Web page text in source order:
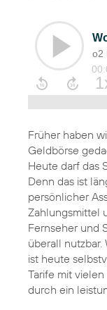
Früher haben
Geldbörse
Heute darf das
Denn das ist
persönlicher
Zahlungsmittel
Fernseher und
überall nutzbar.
ist heute
Tarife mit
durch ein